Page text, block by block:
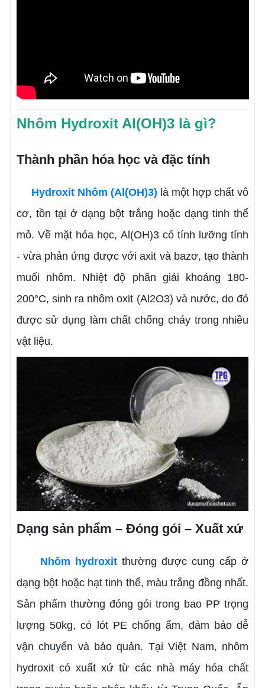
Nhôm Hydroxit Al(OH)3 là gì?
Thành phần hóa học và đặc tính
Hydroxit Nhôm (Al(OH)3) là một hợp chất vô
cơ, tồn tại ở dạng bột trắng hoặc dạng tinh thể
mỏ. Về mặt hóa học, Al(OH)3 có tính lưỡng tính
- vừa phản ứng được với axit và bazơ, tạo thành
muối nhôm. Nhiệt độ phân giải khoảng 180-
200°C, sinh ra nhôm oxit (Al2O3) và nước, do đó
được sử dụng làm chất chống cháy trong nhiều
vật liệu.
Dạng sản phẩm – Đóng gói – Xuất xứ
Nhôm hydroxit thường được cung cấp ở
dạng bột hoặc hạt tinh thể, màu trắng đồng nhất.
Sản phẩm thường đóng gói trong bao PP trọng
lượng 50kg, có lót PE chống ẩm, đảm bảo dễ
vận chuyển và bảo quản. Tại Việt Nam, nhôm
hydroxit có xuất xứ từ các nhà máy hóa chất